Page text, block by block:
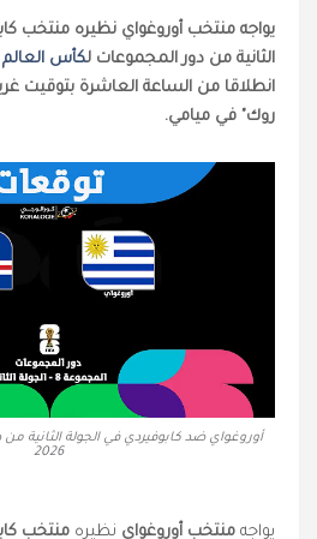
يواجه منتخب أوروغواي نظيره منتخب
الثانية من دور المجموعات لكأس العالم 2026
انطلاقا من الساعة العاشرة بتوقيت
روك" في ميامي.
أوروغواي ضد كابوفيردي في الجولة الثانية
2026
يواجه منتخب أوروغواي نظيره منتخب